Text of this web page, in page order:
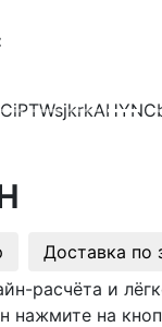
Доставка по
расчёта и
нажмите на